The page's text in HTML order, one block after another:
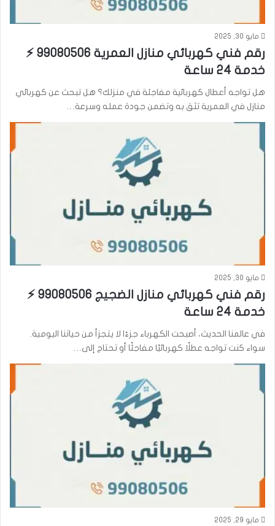
مايو 30, 2025
رقم فني كهربائي منازل العمرية 99080506 ⚡
خدمة 24 ساعة
هل تواجه أعطال كهربائية مفاجئة في منزلك؟ هل تبحث عن كهربائي
منازل في العمرية تثق به وتضمن جودة عمله وسرعة…
مايو 30, 2025
رقم فني كهربائي منازل الضجيج 99080506 ⚡
خدمة 24 ساعة
في عالمنا الحديث، أصبحت الكهرباء جزءًا لا يتجزأ من حياتنا اليومية.
سواء كنت تواجه عطلًا كهربائيًا مفاجئًا أو تحتاج إلى…
مايو 29, 2025